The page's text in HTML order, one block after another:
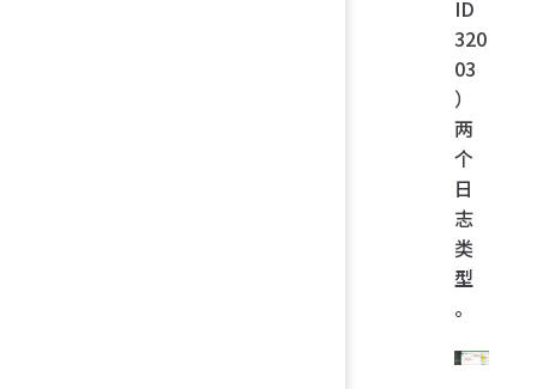
ID
320
03
）
两
个
日
志
类
型
。